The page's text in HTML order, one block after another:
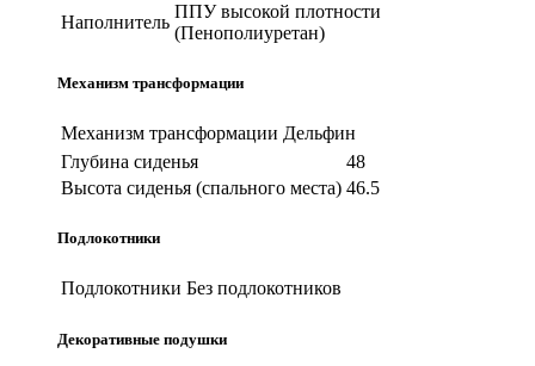
Наполнитель
ППУ высокой плотности
(Пенополиуретан)
Механизм трансформации
Механизм трансформации Дельфин
Глубина сиденья
48
Высота сиденья (спального места) 46.5
Подлокотники
Подлокотники Без подлокотников
Декоративные подушки